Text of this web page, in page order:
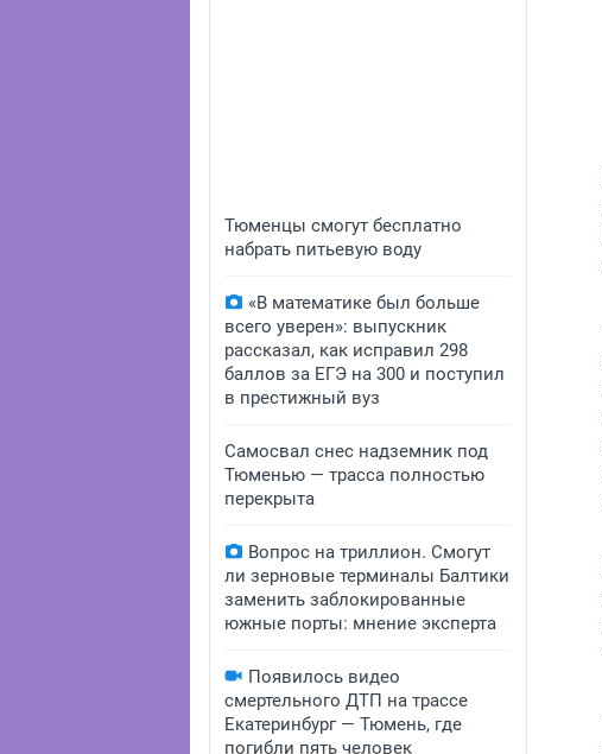
Тюменцы смогут бесплатно
набрать питьевую воду
«В математике был больше
всего уверен»: выпускник
рассказал, как исправил 298
баллов за ЕГЭ на 300 и поступил
в престижный вуз
Самосвал снес надземник под
Тюменью — трасса полностью
перекрыта
Вопрос на триллион. Смогут
ли зерновые терминалы Балтики
заменить заблокированные
южные порты: мнение эксперта
Появилось видео
смертельного ДТП на трассе
Екатеринбург — Тюмень, где
погибли пять человек